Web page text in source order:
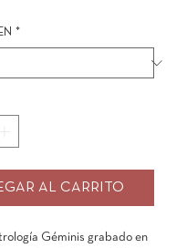
*
AL CARRITO
Géminis grabado en